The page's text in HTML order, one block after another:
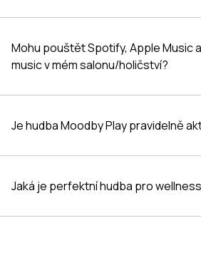
licencovaných skladeb.
Mohu pouštět Spotify, Apple Music
music v mém salonu/holičství?
Je hudba Moodby Play pravidelně
Jaká je perfektní hudba pro